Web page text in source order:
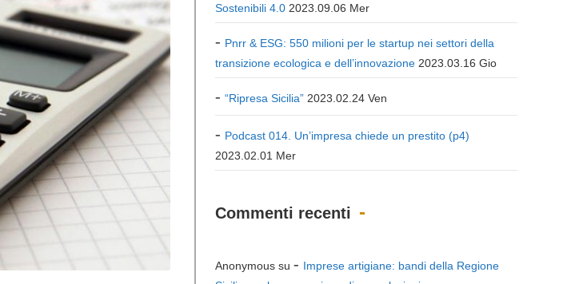
Sostenibili 4.0 2023.09.06 Mer
Pnrr & ESG: 550 milioni per le startup nei settori della
transizione ecologica e dell’innovazione 2023.03.16 Gio
“Ripresa Sicilia” 2023.02.24 Ven
Podcast 014. Un’impresa chiede un prestito (p4)
2023.02.01 Mer
Commenti recenti
Anonymoussu
Imprese artigiane: bandi della Regione